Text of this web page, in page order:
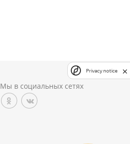
Мы в социальных сетях
Privacy notice